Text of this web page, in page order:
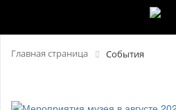
Главная страница События